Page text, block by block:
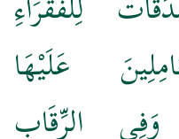
لِلْفُقَرَاءِ
عَلَيْهَا
وَفِي الرِّقَابِ